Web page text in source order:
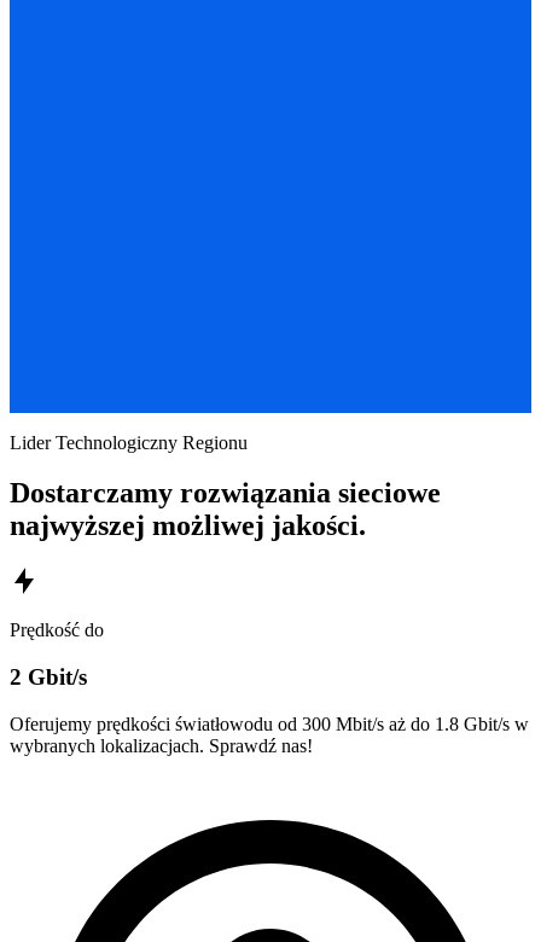
Lider Technologiczny Regionu
Dostarczamy rozwiązania sieciowe
najwyższej możliwej jakości.
Prędkość do
2 Gbit/s
Oferujemy prędkości światłowodu od 300 Mbit/s aż do 1.8 Gbit/s w
wybranych lokalizacjach. Sprawdź nas!